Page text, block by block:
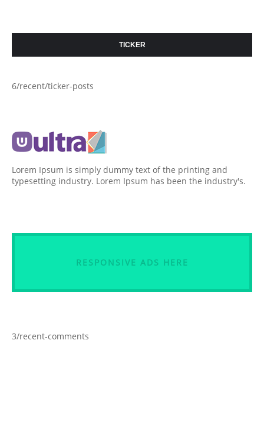
TICKER
6/recent/ticker-posts
Lorem Ipsum is simply dummy text of the printing and
typesetting industry. Lorem Ipsum has been the industry's.
RESPONSIVE ADS HERE
3/recent-comments